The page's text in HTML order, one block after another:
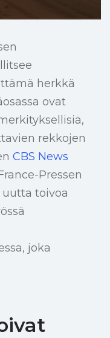
herkkä
ovat
rekkojen
CBS News
Pressen
toivoa
joka